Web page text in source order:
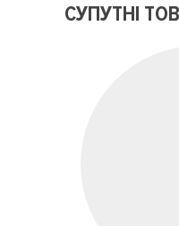
СУПУТНІ